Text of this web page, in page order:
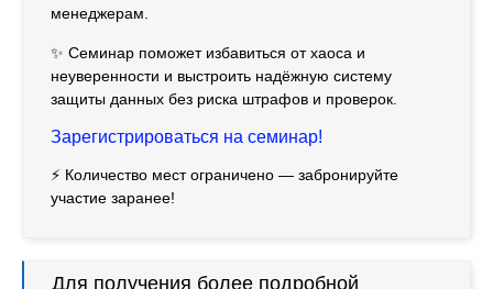
менеджерам.
✨ Семинар поможет избавиться от хаоса и
неуверенности и выстроить надёжную систему
защиты данных без риска штрафов и проверок.
Зарегистрироваться на семинар!
⚡️ Количество мест ограничено — забронируйте
участие заранее!
Для получения более подробной